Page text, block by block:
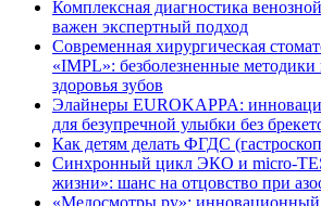
Комплексная диагностика
важен экспертный подход
Современная хирургическая
«IMPL»: безболезненные методики
здоровья зубов
Элайнеры EUROKAPPA:
для безупречной улыбки без
Как детям делать ФГДС
Синхронный цикл ЭКО и micro-
жизни»: шанс на отцовство при
«Медосмотры.ру»: инновационный